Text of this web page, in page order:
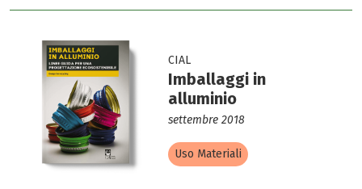
CIAL
Imballaggi in
alluminio
settembre 2018
Uso Materiali